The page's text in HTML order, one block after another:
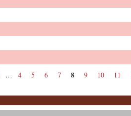
… 4 5 6 7 8 9 10 11